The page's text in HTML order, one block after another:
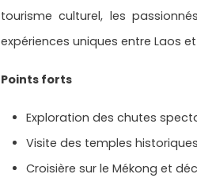
tourisme culturel, les
expériences uniques entre Laos
Points forts
Exploration des chutes
Visite des temples
Croisière sur le Mékong et